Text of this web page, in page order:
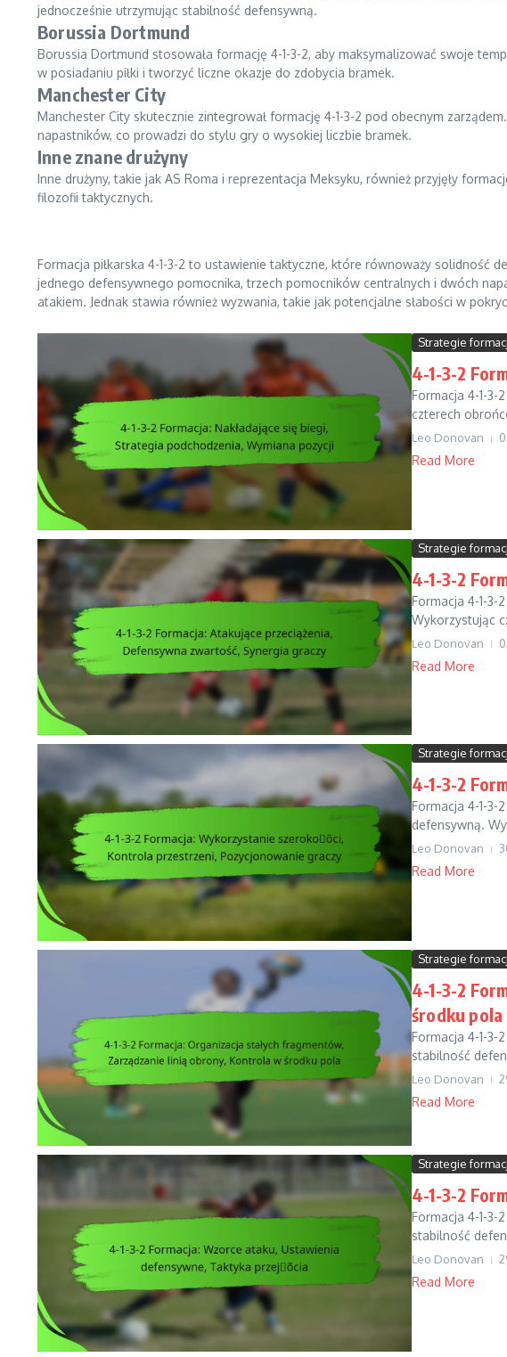
jednocześnie utrzymując stabilność defensywną.
Borussia Dortmund
Borussia Dortmund stosowała formację 4-1-3-2, aby maksymalizować swoje
w posiadaniu piłki i tworzyć liczne okazje do zdobycia bramek.
Manchester City
Manchester City skutecznie zintegrował formację 4-1-3-2 pod obecnym
napastników, co prowadzi do stylu gry o wysokiej liczbie bramek.
Inne znane drużyny
Inne drużyny, takie jak AS Roma i reprezentacja Meksyku, również przyjęły
filozofii taktycznych.
Formacja piłkarska 4-1-3-2 to ustawienie taktyczne, które równoważy
jednego defensywnego pomocnika, trzech pomocników centralnych i dwóch
atakiem. Jednak stawia również wyzwania, takie jak potencjalne słabości w
Strategie
4-1-3-2
Formacja 4-1-3-
czterech
Leo Donovan
Read More
Strategie
4-1-3-2
Formacja 4-1-3-
Wykorzystując
Leo Donovan
Read More
Strategie
4-1-3-2
Formacja 4-1-
defensywną.
Leo Donovan
Read More
Strategie
4-1-3-2
środku pola
Formacja 4-1-
stabilność
Leo Donovan
Read More
Strategie
4-1-3-2
Formacja 4-1-3-
stabilność
Leo Donovan
Read More